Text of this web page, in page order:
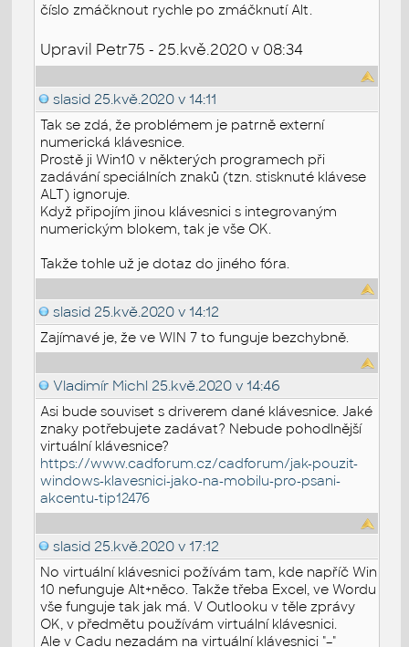
číslo zmáčknout rychle po zmáčknutí Alt.
Upravil Petr75 - 25.kvě.2020 v 08:34
slasid 25.kvě.2020 v 14:11
Tak se zdá, že problémem je patrně externí
numerická klávesnice.
Prostě ji Win10 v některých programech při
zadávání speciálních znaků (tzn. stisknuté klávese
ALT) ignoruje.
Když připojím jinou klávesnici s integrovaným
numerickým blokem, tak je vše OK.
Takže tohle už je dotaz do jiného fóra.
slasid 25.kvě.2020 v 14:12
Zajímavé je, že ve WIN 7 to funguje bezchybně.
Vladimír Michl 25.kvě.2020 v 14:46
Asi bude souviset s driverem dané klávesnice. Jaké
znaky potřebujete zadávat? Nebude pohodlnější
virtuální klávesnice?
https://www.cadforum.cz/cadforum/jak-pouzit-
windows-klavesnici-jako-na-mobilu-pro-psani-
akcentu-tip12476
slasid 25.kvě.2020 v 17:12
No virtuální klávesnici požívám tam, kde napříč Win
10 nefunguje Alt+něco. Takže třeba Excel, ve Wordu
vše funguje tak jak má. V Outlooku v těle zprávy
OK, v předmětu používám virtuální klávesnici.
Ale v Cadu nezadám na virtuální klávesnici "–"